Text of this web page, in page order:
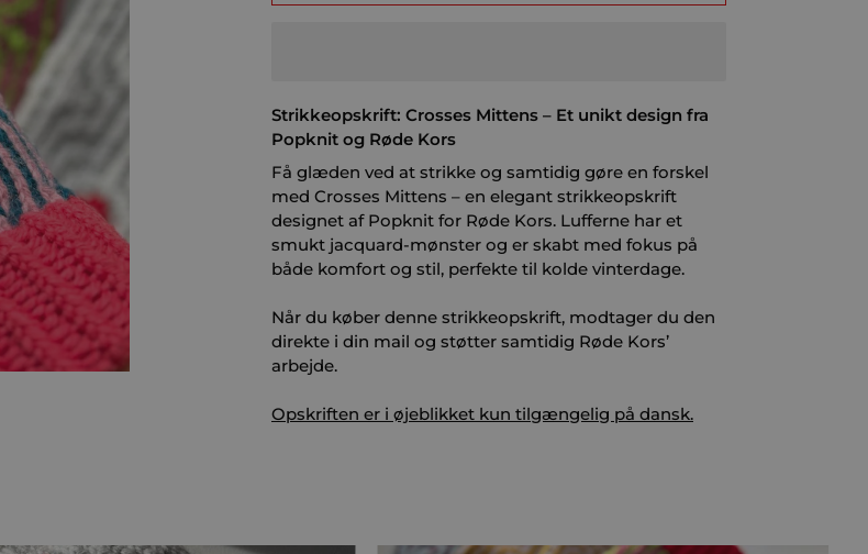
Strikkeopskrift: Crosses Mittens – Et unikt design fra
Popknit og Røde Kors
Få glæden ved at strikke og samtidig gøre en forskel
med Crosses Mittens – en elegant strikkeopskrift
designet af Popknit for Røde Kors. Lufferne har et
smukt jacquard-mønster og er skabt med fokus på
både komfort og stil, perfekte til kolde vinterdage.
Når du køber denne strikkeopskrift, modtager du den
direkte i din mail og støtter samtidig Røde Kors’
arbejde.
Opskriften er i øjeblikket kun tilgængelig på dansk.